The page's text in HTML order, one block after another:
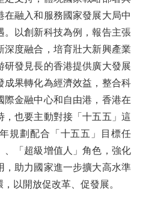
在融入和服務國家發展大局中
。以創新科技為例，報告主張
深度融合，培育壯大新興產業
研發見長的香港提供廣大發展
成果轉化為經濟效益，整合科
際金融中心和自由港，香港在
，也要主動對接「十五五」這
規劃配合「十五五」目標任
、「超級增值人」角色，強化
，助力國家進一步擴大高水準
以開放促改革、促發展。